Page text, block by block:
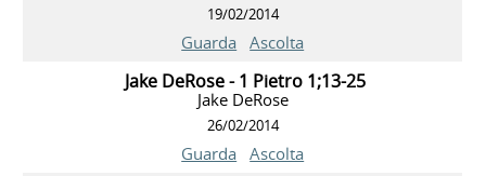
19/02/2014
Guarda Ascolta
Jake DeRose - 1 Pietro 1;13-25
Jake DeRose
26/02/2014
Guarda Ascolta